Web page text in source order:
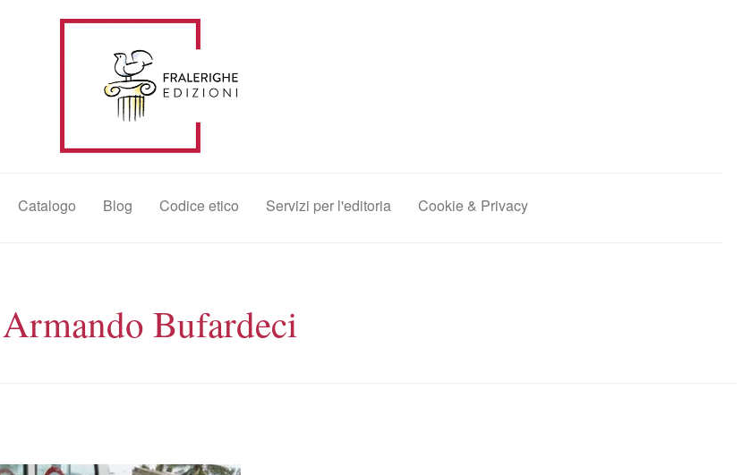
Catalogo Blog Codice etico Servizi per l'editoria Cookie & Privacy
Armando Bufardeci